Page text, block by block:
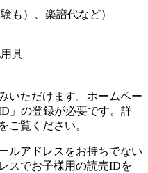
も）、楽譜代など）
具
いただけます。ホームペー
」の登録が必要です。詳
をご覧ください。
ルアドレスをお持ちでない
スでお子様用の読売IDを